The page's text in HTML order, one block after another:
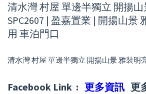
清水灣 村屋 單邊半獨立 開揚
SPC2607 | 盈嘉置業 | 開揚山景
用 車泊門口
清水灣 村屋 單邊半獨立 開揚山景 雅裝明
Facebook Link : 更多資訊 更